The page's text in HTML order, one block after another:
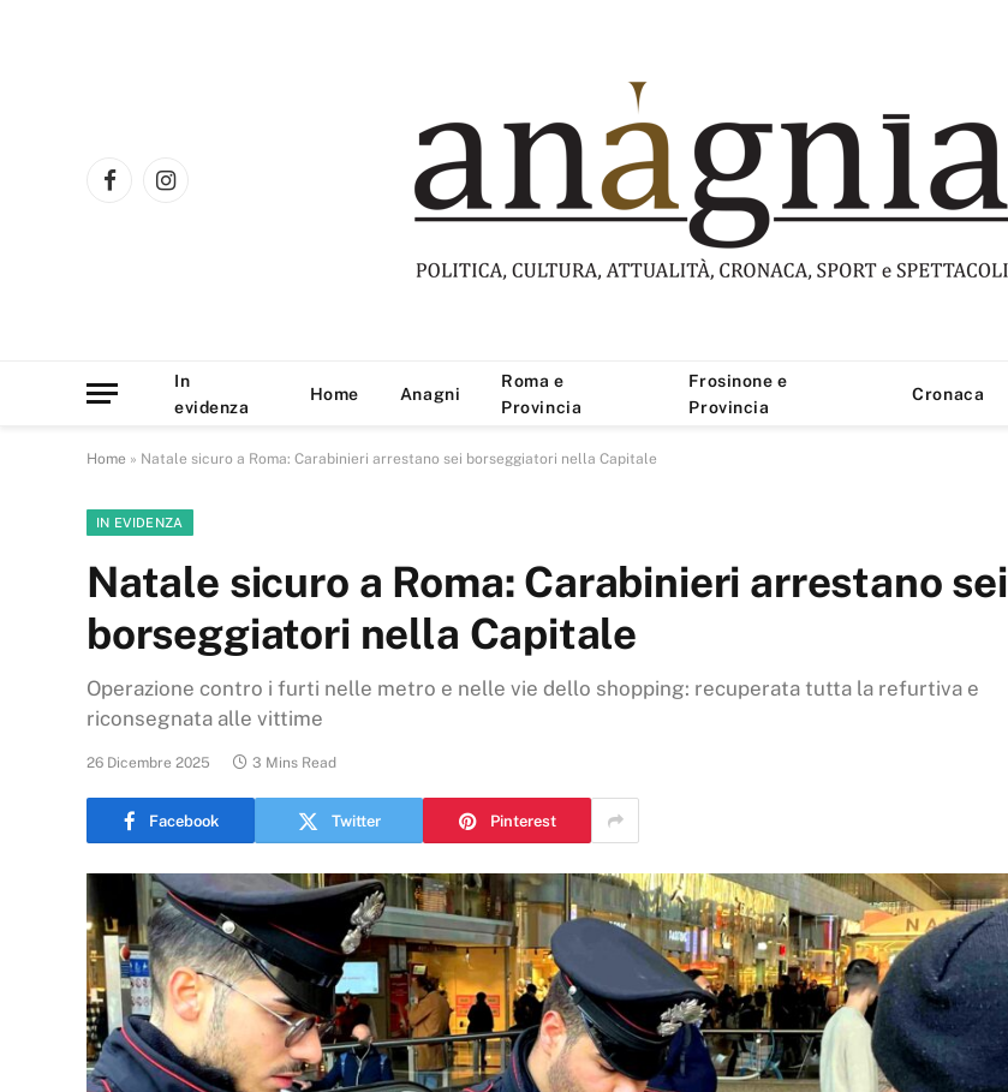
FacebookInstagram
In
evidenza
Home Anagni
Roma e
Provincia
Frosinone e
Provincia
Cronaca
Home » Natale sicuro a Roma: Carabinieri arrestano sei borseggiatori nella Capitale
IN EVIDENZA
Natale sicuro a Roma: Carabinieri arrestano sei
borseggiatori nella Capitale
Operazione contro i furti nelle metro e nelle vie dello shopping: recuperata tutta la refurtiva e
riconsegnata alle vittime
26 Dicembre 2025 3 Mins Read
Facebook Twitter Pinterest